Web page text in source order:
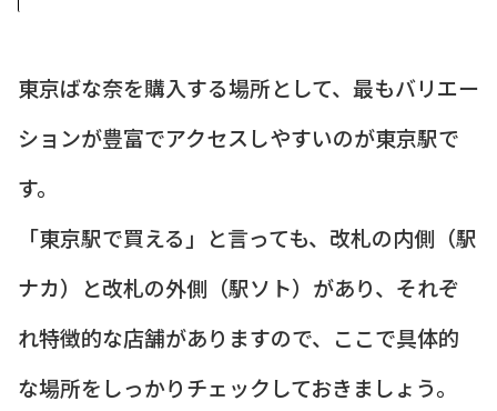
東京ばな奈を購入する場所として、最もバリエー
ションが豊富でアクセスしやすいのが東京駅で
す。
「東京駅で買える」と言っても、改札の内側（駅
ナカ）と改札の外側（駅ソト）があり、それぞ
れ特徴的な店舗がありますので、ここで具体的
な場所をしっかりチェックしておきましょう。